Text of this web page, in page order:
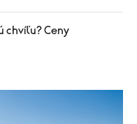
chvíľu? Ceny